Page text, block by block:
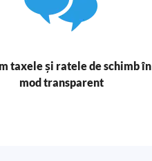
taxele și ratele de schimb în
mod transparent